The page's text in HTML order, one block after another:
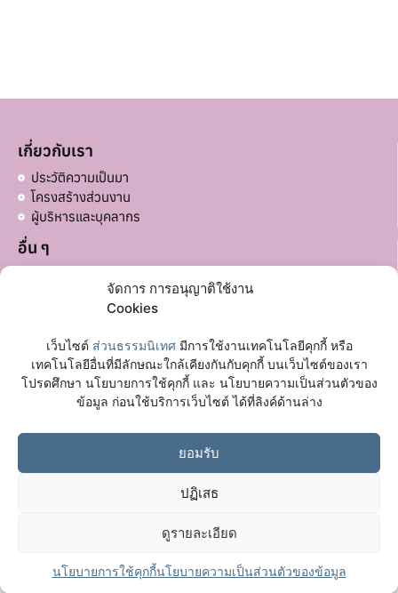
จัดการ การอนุญาติใช้งาน
Cookies
เว็บไซต์ ส่วนธรรมนิเทศมีการใช้งานเทคโนโลยีคุกกี้ หรือ
เทคโนโลยีอื่นที่มีลักษณะใกล้เคียงกันกับคุกกี้ บนเว็บไซต์ของเรา
โปรดศึกษา นโยบายการใช้คุกกี้ และ นโยบายความเป็นส่วนตัวของ
ข้อมูล ก่อนใช้บริการเว็บไซต์ ได้ที่ลิงค์ด้านล่าง
ยอมรับ
ปฏิเสธ
ดูรายละเอียด
นโยบายการใช้คุกกี้นโยบายความเป็นส่วนตัวของข้อมูล
เกี่ยวกับเรา
ประวัติความเป็นมา
โครงสร้างส่วนงาน
ผู้บริหารและบุคลากร
อื่น ๆ
ลิงก์ที่เกี่ยวข้อง
มหาวิทยาลัยมหาจุฬาลงกรณราชวิทยาลัย
เฟซบุ๊กเพจ
ติดต่อเรา
ต.ลำไทร อ.วังน้อย จ.พระนครศรีอยุธยา